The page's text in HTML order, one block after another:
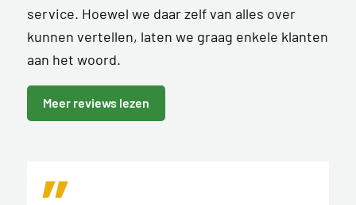
service. Hoewel we daar zelf van alles over
kunnen vertellen, laten we graag enkele klanten
aan het woord.
Meer reviews lezen